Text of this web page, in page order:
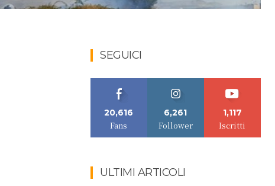
SEGUICI
20,616
Fans
6,261
Follower
1,117
Iscritti
ULTIMI ARTICOLI